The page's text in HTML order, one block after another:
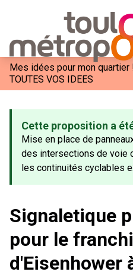
Mes idées pour mon quartier
TOUTES VOS IDEES
Cette proposition a
Mise en place de
des intersections de voie
les continuités cyclables
Signaletique
pour le
d'Eisenhower